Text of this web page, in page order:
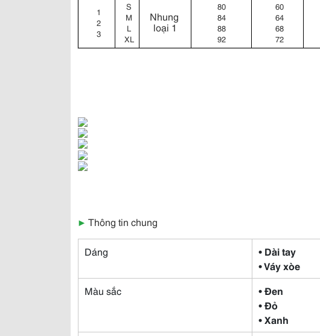
1
2
3
S
M
L
XL
Nhung
loại 1
80
84
88
92
60
64
68
72
▶ Thông tin chung
Dáng
• Dài tay
• Váy xòe
Màu sắc
• Đen
• Đỏ
• Xanh